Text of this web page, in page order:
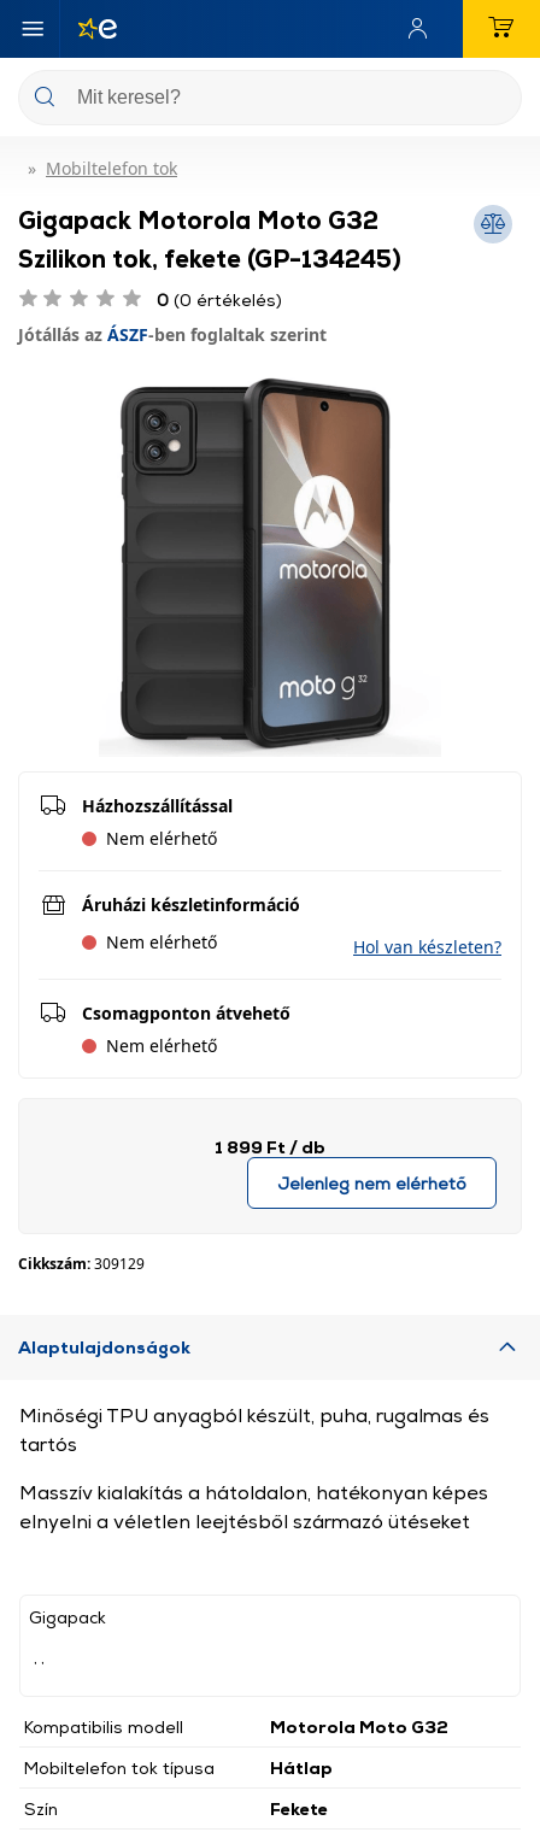
Mobiltelefon tok
Gigapack Motorola Moto G32
Szilikon tok, fekete (GP-134245)
0 (0 értékelés)
Jótállás az ÁSZF-ben foglaltak szerint
Házhozszállítással
Nem elérhető
Áruházi készletinformáció
Nem elérhető
Hol van készleten?
Csomagponton átvehető
Nem elérhető
1 899 Ft / db
Jelenleg nem elérhető
Cikkszám:309129
Alaptulajdonságok
Gigapack
Kompatibilis modell
Motorola Moto G32
Mobiltelefon tok típusa
Hátlap
Szín
Fekete
Minőségi TPU anyagból készült, puha, rugalmas és
tartós
Masszív kialakítás a hátoldalon, hatékonyan képes
elnyelni a véletlen leejtésből származó ütéseket